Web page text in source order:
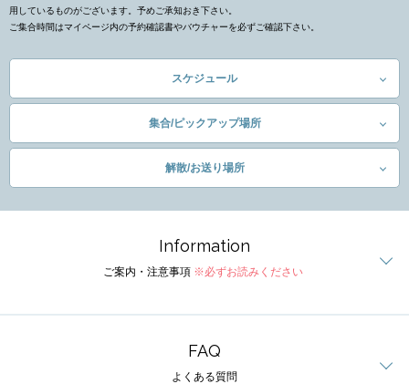
用しているものがございます。予めご承知おき下さい。
ご集合時間はマイページ内の予約確認書やバウチャーを必ずご確認下さい。
スケジュール
集合/ピックアップ場所
解散/お送り場所
Information
ご案内・注意事項 ※必ずお読みください
FAQ
よくある質問